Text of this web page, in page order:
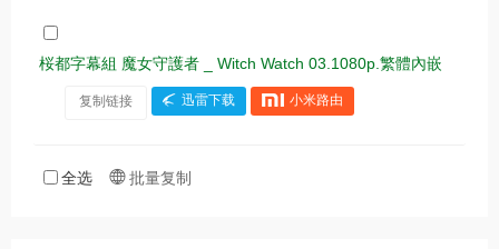
桜都字幕組 魔女守護者 _ Witch Watch 03.1080p.繁體內嵌
复制链接 迅雷下载 小米路由
全选 批量复制